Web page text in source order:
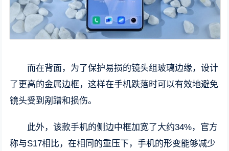
而在背面，为了保护易损的镜头组玻璃边缘，设计
了更高的金属边框，这样在手机跌落时可以有效地避免
镜头受到剐蹭和损伤。
此外，该款手机的侧边中框加宽了大约34%，官方
称与S17相比，在相同的重压下，手机的形变能够减少